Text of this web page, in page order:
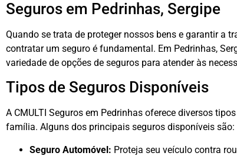
Seguros em Pedrinhas, Sergipe
Quando se trata de proteger nossos bens e garantir a
contratar um seguro é fundamental. Em Pedrinhas,
variedade de opções de seguros para atender às
Tipos de Seguros Disponíveis
A CMULTI Seguros em Pedrinhas oferece diversos
família. Alguns dos principais seguros disponíveis são:
Seguro Automóvel: Proteja seu veículo contra